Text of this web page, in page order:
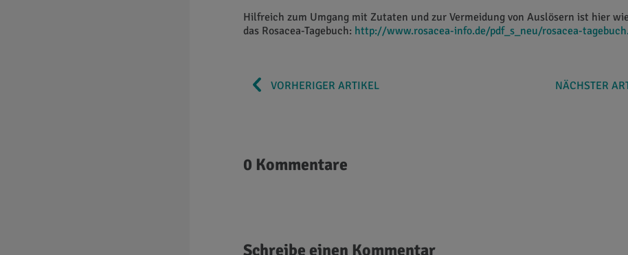
Hilfreich zum Umgang mit Zutaten und zur Vermeidung von Auslösern ist hier
das Rosacea-Tagebuch: http://www.rosacea-info.de/pdf_s_neu/rosacea-
VORHERIGER ARTIKEL NÄCHSTER
0 Kommentare
Schreibe einen Kommentar